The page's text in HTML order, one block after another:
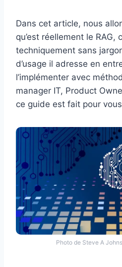
Dans cet article, nous
qu’est réellement le
techniquement sans
d’usage il adresse en
l’implémenter avec
manager IT, Product
ce guide est fait pour
Photo de Steve A